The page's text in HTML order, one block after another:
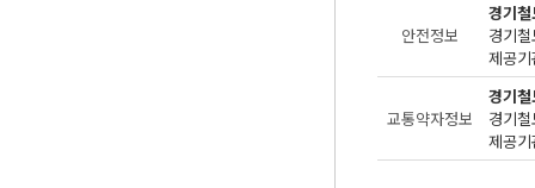
안전정보
경기
제공
교통약자정보
경기
제공